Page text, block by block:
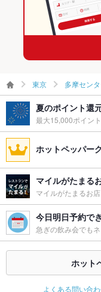
プライズ対
可
東京 多摩セン
夏のポイント還
最大15,000ポイン
ホットペッパー
マイルがたまる
マイルがたまるお
今日明日予約で
急ぎの飲み会でも
ホット
よくある問い合